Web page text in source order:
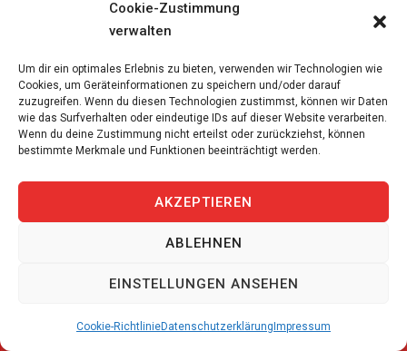
Cookie-Zustimmung
verwalten
Um dir ein optimales Erlebnis zu bieten, verwenden wir Technologien wie
Cookies, um Geräteinformationen zu speichern und/oder darauf
zuzugreifen. Wenn du diesen Technologien zustimmst, können wir Daten
wie das Surfverhalten oder eindeutige IDs auf dieser Website verarbeiten.
Wenn du deine Zustimmung nicht erteilst oder zurückziehst, können
bestimmte Merkmale und Funktionen beeinträchtigt werden.
AKZEPTIEREN
ABLEHNEN
EINSTELLUNGEN ANSEHEN
Cookie-RichtlinieDatenschutzerklärung Impressum
Temporärbüro für Rüti
Personalbüro für Bernex
Personaldienstleister für Ebikon
Temporärbüro für Aargau